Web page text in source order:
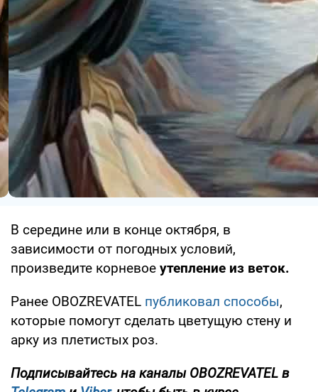
В середине или в конце октября, в
зависимости от погодных условий,
произведите корневое утепление из веток.
Ранее OBOZREVATEL публиковал способы,
которые помогут сделать цветущую стену и
арку из плетистых роз.
Подписывайтесь на каналы OBOZREVATEL в